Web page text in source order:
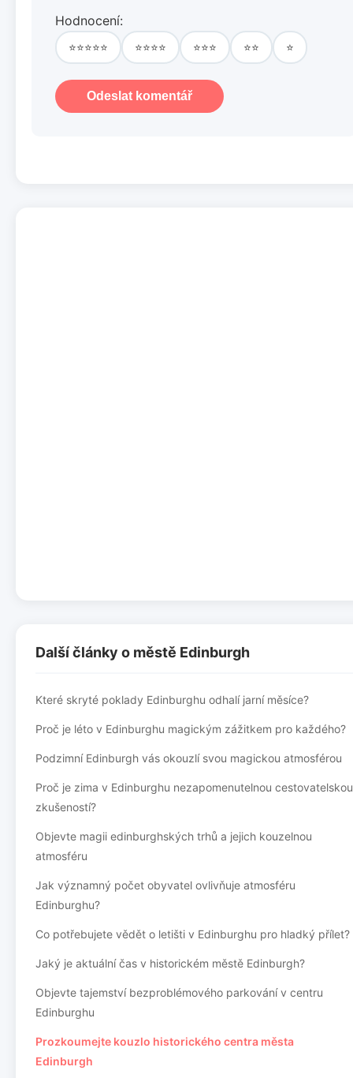
Hodnocení:
⭐⭐⭐⭐⭐ ⭐⭐⭐⭐ ⭐⭐⭐ ⭐⭐ ⭐
Odeslat komentář
Další články o městě Edinburgh
Které skryté poklady Edinburghu odhalí jarní měsíce?
Proč je léto v Edinburghu magickým zážitkem pro každého?
Podzimní Edinburgh vás okouzlí svou magickou atmosférou
Proč je zima v Edinburghu nezapomenutelnou cestovatelskou
zkušeností?
Objevte magii edinburghských trhů a jejich kouzelnou
atmosféru
Jak významný počet obyvatel ovlivňuje atmosféru
Edinburghu?
Co potřebujete vědět o letišti v Edinburghu pro hladký přílet?
Jaký je aktuální čas v historickém městě Edinburgh?
Objevte tajemství bezproblémového parkování v centru
Edinburghu
Prozkoumejte kouzlo historického centra města
Edinburgh